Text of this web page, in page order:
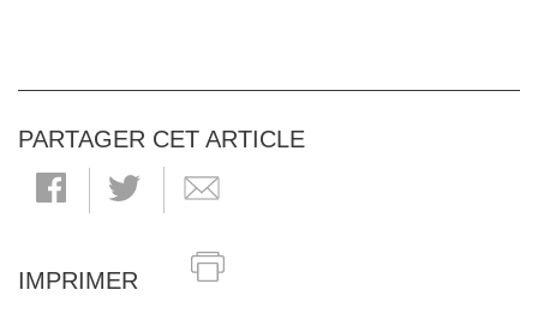
PARTAGER CET ARTICLE
IMPRIMER